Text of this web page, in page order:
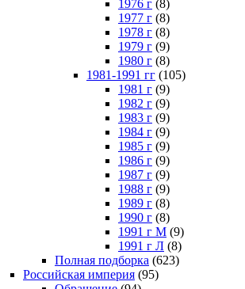
1976 г (8)
1977 г (8)
1978 г (8)
1979 г (9)
1980 г (8)
1981-1991 гг (105)
1981 г (9)
1982 г (9)
1983 г (9)
1984 г (9)
1985 г (9)
1986 г (9)
1987 г (9)
1988 г (9)
1989 г (8)
1990 г (8)
1991 г М (9)
1991 г Л (8)
Полная подборка (623)
Российская империя (95)